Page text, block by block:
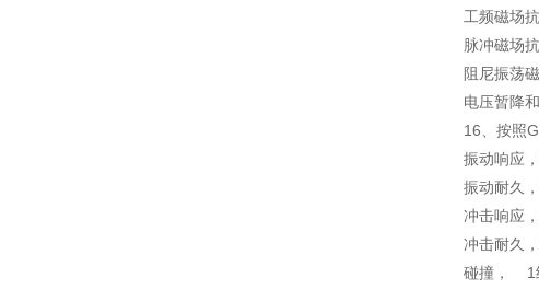
工频磁场
脉冲磁场
阻尼振荡
电压暂降
16、按照
振动响应
振动耐久
冲击响应
冲击耐久
碰撞， 1